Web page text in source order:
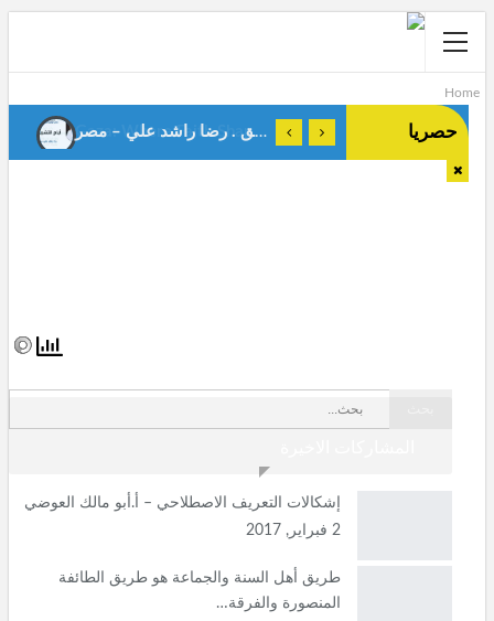
Home
حصريا Gaza: Where Faith Shapes True Men.Anes Stiti-Algeria-
إشكالات التعريف الاصطلاحي – أ.أبو مالك العوضي
2 فبراير, 2017
طريق أهل السنة والجماعة هو طريق الطائفة
المنصورة والفرقة…